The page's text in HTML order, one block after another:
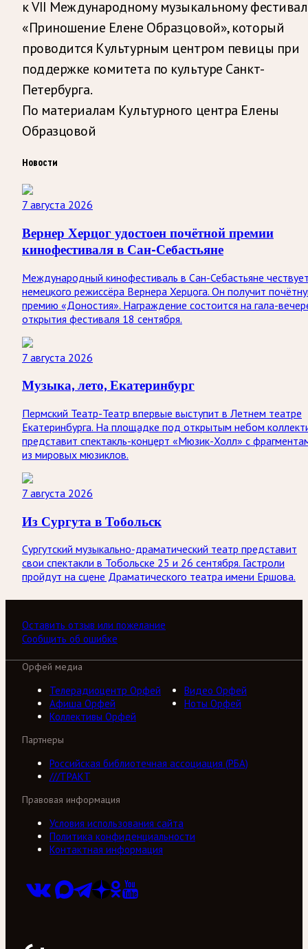
к VII Международному музыкальному
«Приношение Елене Образцовой», который
проводится Культурным центром певицы при
поддержке комитета по культуре Санкт-
Петербурга.
По материалам Культурного центра Елены
Образцовой
Новости
7 августа 2026
Вернер Херцог удостоен почётной премии
кинофестиваля в Сан-Себастьяне
Международный кинофестиваль в Сан-Себастьяне
немецкого режиссёра Вернера Херцога. Он получит
премию «Доностия». Награждение состоится на гала-
открытия фестиваля 18 сентября.
7 августа 2026
Музыка, лето, Екатеринбург
Пермский Театр-Театр впервые выступит в Летнем театре
Екатеринбурга. На площадке под открытым небом
представит спектакль-концерт «Мюзик-Холл» с
из мировых мюзиклов.
7 августа 2026
Из Сургута в Тобольск
Сургутский музыкально-драматический театр представит
свои спектакли в Тобольске 25 и 26 сентября. Гастроли
пройдут на сцене Драматического театра имени Ершова.
Оставить отзыв или пожелание
Сообщить об ошибке
Орфей медиа
Телерадиоцентр Орфей
Видео Орфей
Афиша Орфей
Ноты Орфей
Коллективы Орфей
Партнеры
Российская библиотечная ассоциация (РБА)
///ТРАКТ
Правовая информация
Условия использования сайта
Политика конфиденциальности
Контактная информация